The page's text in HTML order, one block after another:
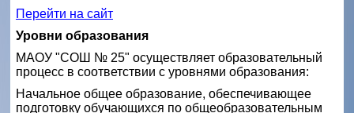
Перейти на сайт
Уровни образования
МАОУ "СОШ № 25" осуществляет образовательный
процесс в соответствии с уровнями образования:
Начальное общее образование, обеспечивающее
подготовку обучающихся по общеобразовательным